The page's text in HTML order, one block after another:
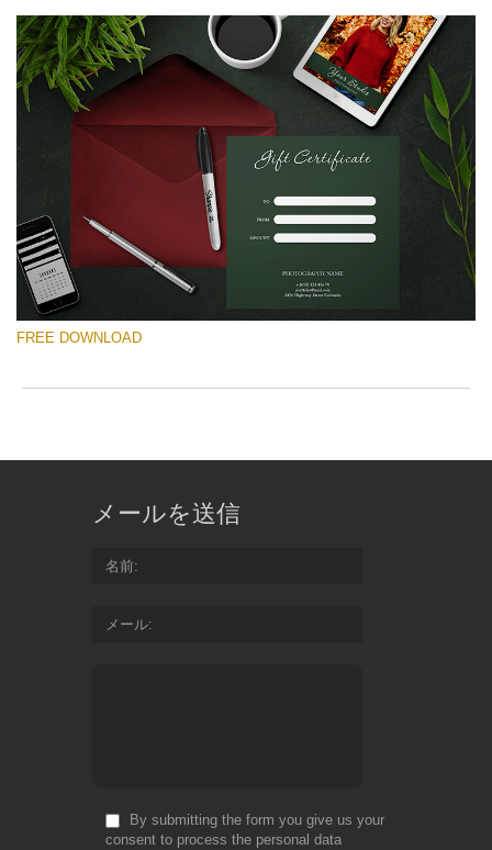
選んでください
Free Template #10
Pricing Guide Template
無料ダウンロード
in
/
line
548
FREE DOWNLOAD
メールを送信
名前
メール
By submitting the form you give us your
consent to process the personal data